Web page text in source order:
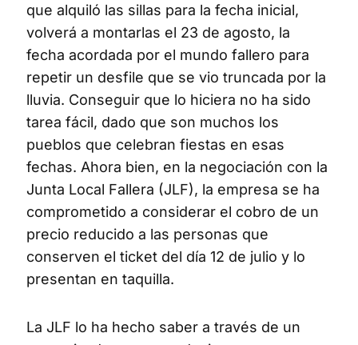
que alquiló las sillas para la fecha inicial,
volverá a montarlas el 23 de agosto, la
fecha acordada por el mundo fallero para
repetir un desfile que se vio truncada por la
lluvia. Conseguir que lo hiciera no ha sido
tarea fácil, dado que son muchos los
pueblos que celebran fiestas en esas
fechas. Ahora bien, en la negociación con la
Junta Local Fallera (JLF), la empresa se ha
comprometido a considerar el cobro de un
precio reducido a las personas que
conserven el ticket del día 12 de julio y lo
presentan en taquilla.
La JLF lo ha hecho saber a través de un